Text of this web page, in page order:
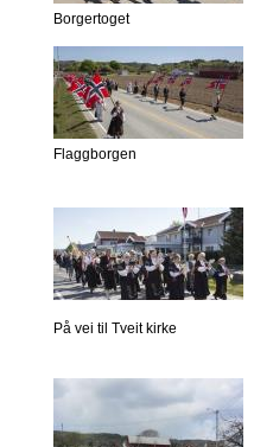
Borgertoget
Flaggborgen
På vei til Tveit kirke